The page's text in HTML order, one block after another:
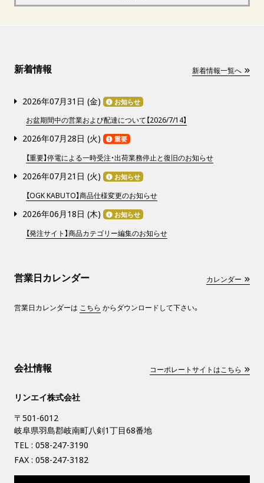
新着情報 新着情報一覧へ
2026年07月31日 (金) お知らせ
お盆期間中の営業および配達について【2026/7/14】
2026年07月28日 (火) 重要
【重要】停電による一時受注・出荷業務停止と復旧のお知らせ
2026年07月21日 (火) お知らせ
【OGK KABUTO】商品仕様変更のお知らせ
2026年06月18日 (木) お知らせ
【発注サイト】商品カテゴリー編集のお知らせ
営業日カレンダー カレンダー
営業日カレンダーは こちら からダウンロードして下さい。
会社情報 コーポレートサイトはこちら
リンエイ株式会社
〒501-6012
岐阜県羽島郡岐南町八剣1丁目68番地
TEL : 058-247-3190
FAX : 058-247-3182